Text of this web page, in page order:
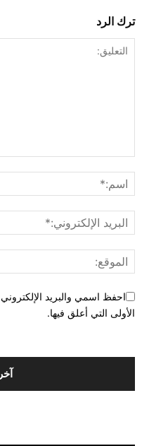
ترك الرد
احفظ اسمي والبريد
الأولى التي أعلق فيها.